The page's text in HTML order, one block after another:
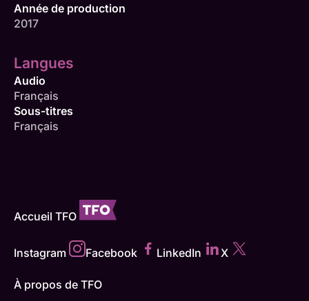
Année de production
2017
Langues
Audio
Français
Sous-titres
Français
Accueil TFO
Instagram Facebook LinkedIn X
À propos de TFO